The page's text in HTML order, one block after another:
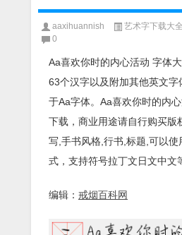
aaxihuannish 艺术字下载大全
0
Aa喜欢你时的内心活动 字体
63个汉字以及附加其他英文字
于Aa字体。Aa喜欢你时的内
下载，商业用途请自行购买版
写,手书风格,行书,标题,可以
式，支持符号拉丁文日文中文
编辑： 戒烟百科网